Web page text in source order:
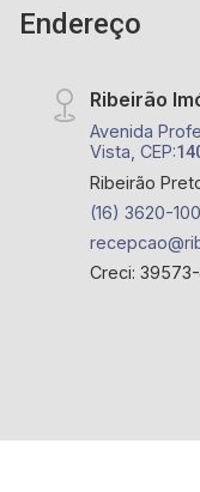
Endereço
Ribeirão
Avenida
Vista, CEP:
Ribeirão
(16) 3620-
Creci: